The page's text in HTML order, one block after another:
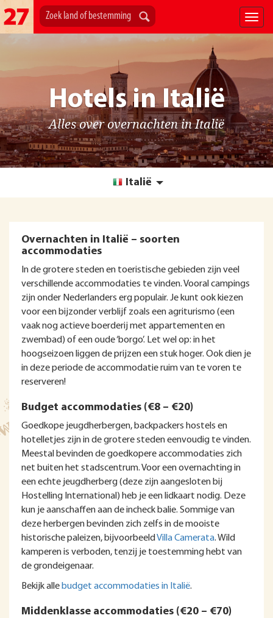
Hotels in Italië
Alles over overnachten in Italië
Italië
Overnachten in Italië – soorten
accommodaties
In de grotere steden en toeristische gebieden zijn veel
verschillende accommodaties te vinden. Vooral campings
zijn onder Nederlanders erg populair. Je kunt ook kiezen
voor een bijzonder verblijf zoals een agriturismo (een
vaak nog actieve boerderij met appartementen en
zwembad) of een oude ‘borgo’. Let wel op: in het
hoogseizoen liggen de prijzen een stuk hoger. Ook dien je
in deze periode de accommodatie ruim van te voren te
reserveren!
Budget accommodaties (€8 – €20)
Goedkope jeugdherbergen, backpackers hostels en
hotelletjes zijn in de grotere steden eenvoudig te vinden.
Meestal bevinden de goedkopere accommodaties zich
net buiten het stadscentrum. Voor een overnachting in
een echte jeugdherberg (deze zijn aangesloten bij
Hostelling International) heb je een lidkaart nodig. Deze
kun je aanschaffen aan de incheck balie. Sommige van
deze herbergen bevinden zich zelfs in de mooiste
historische paleizen, bijvoorbeeld Villa Camerata. Wild
kamperen is verboden, tenzij je toestemming hebt van
de grondeigenaar.
Bekijk alle budget accommodaties in Italië.
Middenklasse accommodaties (€20 – €70)